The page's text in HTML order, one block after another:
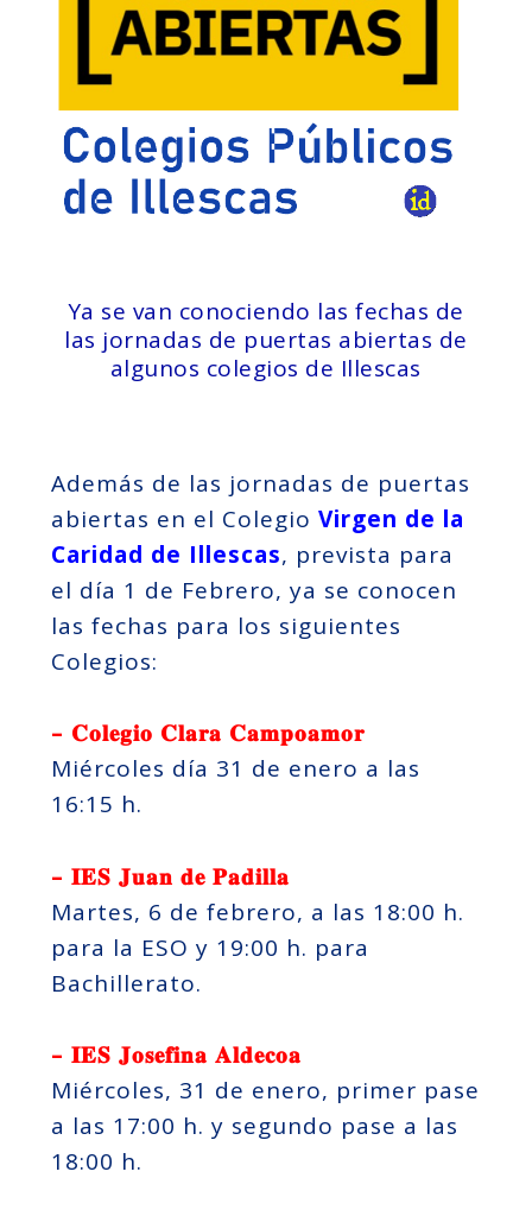
Ya se van conociendo las fechas de
las jornadas de puertas abiertas de
algunos colegios de Illescas
Además de las jornadas de puertas
abiertas en el Colegio Virgen de la
Caridad de Illescas, prevista para
el día 1 de Febrero, ya se conocen
las fechas para los siguientes
Colegios:
– 𝐂𝐨𝐥𝐞𝐠𝐢𝐨 𝐂𝐥𝐚𝐫𝐚 𝐂𝐚𝐦𝐩𝐨𝐚𝐦𝐨𝐫
Miércoles día 31 de enero a las
16:15 h.
– 𝐈𝐄𝐒 𝐉𝐮𝐚𝐧 𝐝𝐞 𝐏𝐚𝐝𝐢𝐥𝐥𝐚
Martes, 6 de febrero, a las 18:00 h.
para la ESO y 19:00 h. para
Bachillerato.
– 𝐈𝐄𝐒 𝐉𝐨𝐬𝐞𝐟𝐢𝐧𝐚 𝐀𝐥𝐝𝐞𝐜𝐨𝐚
Miércoles, 31 de enero, primer pase
a las 17:00 h. y segundo pase a las
18:00 h.